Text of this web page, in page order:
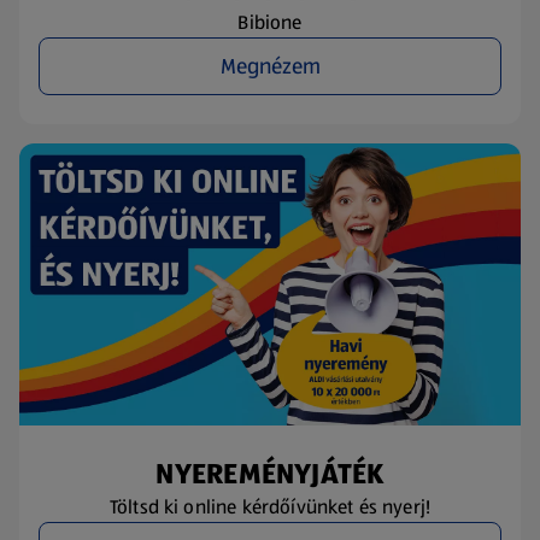
Bibione
Megnézem
NYEREMÉNYJÁTÉK
Töltsd ki online kérdőívünket és nyerj!